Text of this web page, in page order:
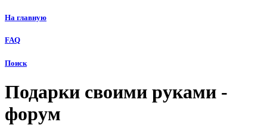
На главную
FAQ
Поиск
Подарки своими руками -
форум